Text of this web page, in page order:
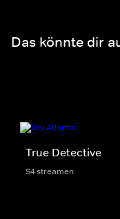
Das könnte dir
True Detective
S4 streamen